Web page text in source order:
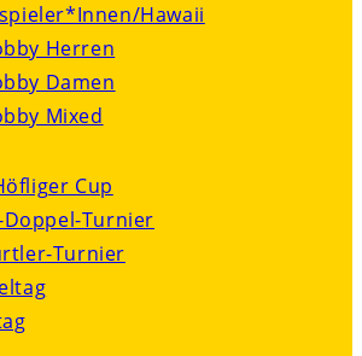
Hawaii
Herren
Damen
Mixed
Cup
Doppel-Turnier
Turnier